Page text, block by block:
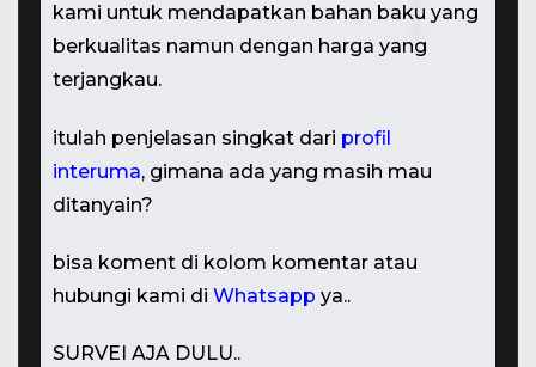
kami untuk mendapatkan bahan baku yang
berkualitas namun dengan harga yang
terjangkau.
itulah penjelasan singkat dari profil
interuma, gimana ada yang masih mau
ditanyain?
bisa koment di kolom komentar atau
hubungi kami di Whatsapp ya..
SURVEI AJA DULU..